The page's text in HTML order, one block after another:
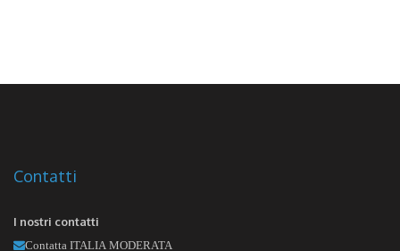
Contatti
I nostri contatti
Contatta ITALIA MODERATA